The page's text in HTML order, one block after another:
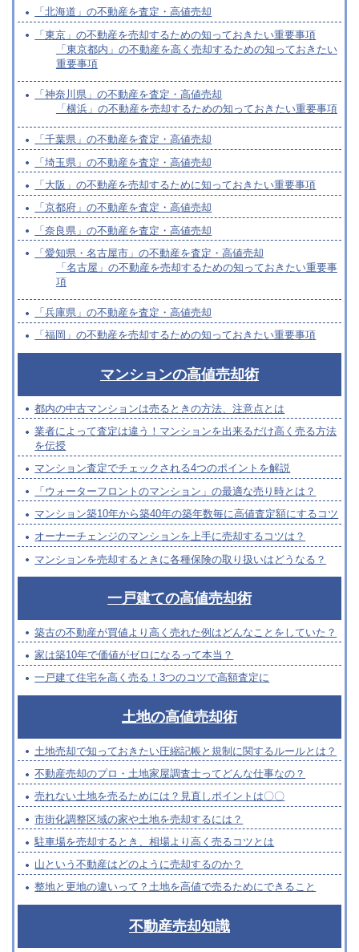
「北海道」の不動産を査定・高値売却
「東京」の不動産を売却するための知っておきたい重要事項
「東京都内」の不動産を高く売却するための知っておきたい
重要事項
「神奈川県」の不動産を査定・高値売却
「横浜」の不動産を売却するための知っておきたい重要事項
「千葉県」の不動産を査定・高値売却
「埼玉県」の不動産を査定・高値売却
「大阪」の不動産を売却するために知っておきたい重要事項
「京都府」の不動産を査定・高値売却
「奈良県」の不動産を査定・高値売却
「愛知県・名古屋市」の不動産を査定・高値売却
「名古屋」の不動産を売却するための知っておきたい重要事
項
「兵庫県」の不動産を査定・高値売却
「福岡」の不動産を売却するための知っておきたい重要事項
マンションの高値売却術
都内の中古マンションは売るときの方法、注意点とは
業者によって査定は違う！マンションを出来るだけ高く売る方法
を伝授
マンション査定でチェックされる4つのポイントを解説
「ウォーターフロントのマンション」の最適な売り時とは？
マンション築10年から築40年の築年数毎に高値査定額にするコツ
オーナーチェンジのマンションを上手に売却するコツは？
マンションを売却するときに各種保険の取り扱いはどうなる？
一戸建ての高値売却術
築古の不動産が買値より高く売れた例はどんなことをしていた？
家は築10年で価値がゼロになるって本当？
一戸建て住宅を高く売る！3つのコツで高額査定に
土地の高値売却術
土地売却で知っておきたい圧縮記帳と規制に関するルールとは？
不動産売却のプロ・土地家屋調査士ってどんな仕事なの？
売れない土地を売るためには？見直しポイントは〇〇
市街化調整区域の家や土地を売却するには？
駐車場を売却するとき、相場より高く売るコツとは
山という不動産はどのように売却するのか？
整地と更地の違いって？土地を高値で売るためにできること
不動産売却知識